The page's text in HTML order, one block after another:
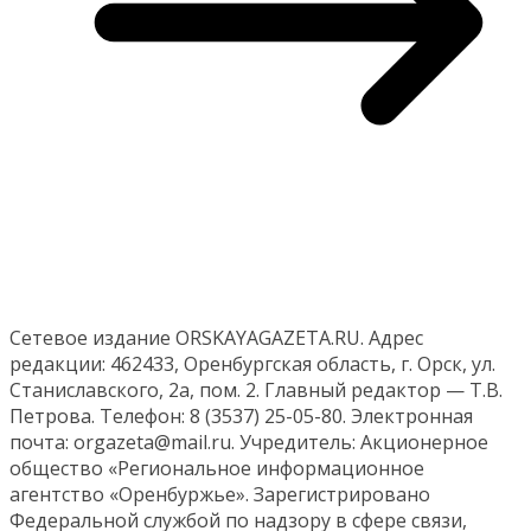
Сетевое издание ORSKAYAGAZETA.RU. Адрес
редакции: 462433, Оренбургская область, г. Орск, ул.
Станиславского, 2а, пом. 2. Главный редактор — Т.В.
Петрова. Телефон: 8 (3537) 25-05-80. Электронная
почта: orgazeta@mail.ru. Учредитель: Акционерное
общество «Региональное информационное
агентство «Оренбуржье». Зарегистрировано
Федеральной службой по надзору в сфере связи,